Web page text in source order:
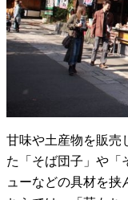
甘味や土産物を販売
た「そば団子」や「
ューなどの具材を挟